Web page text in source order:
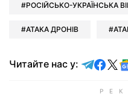
РОСІЙСЬКО-УКРАЇНСЬКА
АТАКА ДРОНІВ
Читайте нас у: